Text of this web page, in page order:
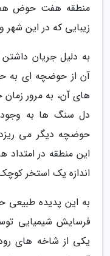
منطقه هفت حوض هم
زیبایی که در این شهر
به دلیل جریان
آن از حوضچه ای
های آن، به مرور
دل سنگ ها به
حوضچه دیگر می
اندازه یک استخر
به این پدیده طبیعی
فرسایش شیمیایی
یکی از شاخه های